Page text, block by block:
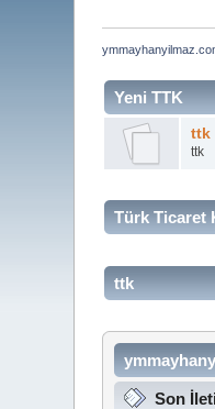
Yeni TTK
ttk
ttk
Türk Ticaret
ttk
Son